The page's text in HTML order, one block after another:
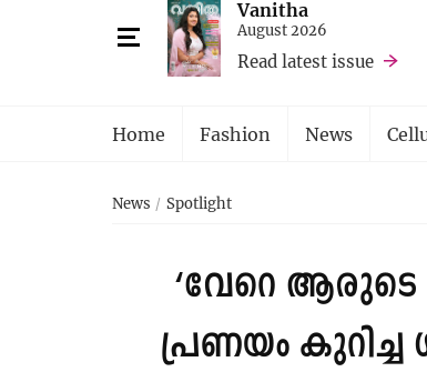
Vanitha
August 2026
Read latest issue
Home Fashion News
News Spotlight
‘വേറെ
പ്രണയം കുറിച്ച